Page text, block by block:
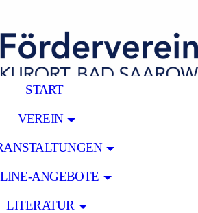
START
VEREIN
ANGEBOTE
LITERATUR